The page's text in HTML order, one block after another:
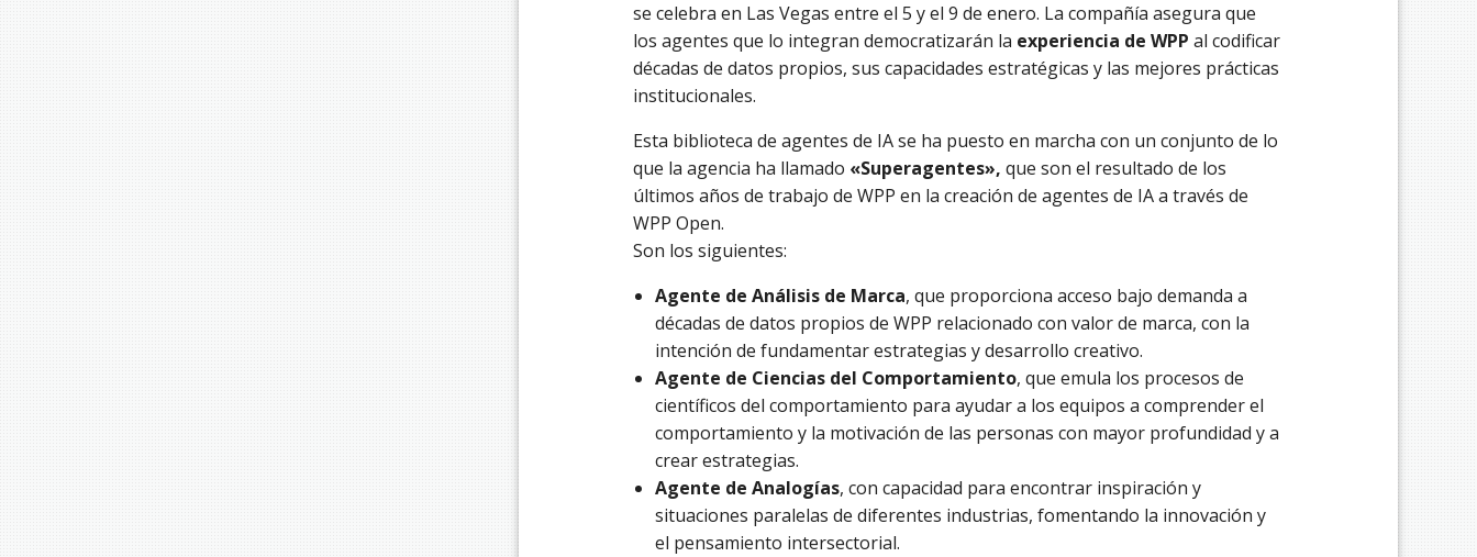
se celebra en Las Vegas entre el 5 y el 9 de enero. La compañía asegura que
los agentes que lo integran democratizarán la experiencia de WPP al codificar
décadas de datos propios, sus capacidades estratégicas y las mejores prácticas
institucionales.
Esta biblioteca de agentes de IA se ha puesto en marcha con un conjunto de lo
que la agencia ha llamado «Superagentes», que son el resultado de los
últimos años de trabajo de WPP en la creación de agentes de IA a través de
WPP Open.
Son los siguientes:
Agente de Análisis de Marca, que proporciona acceso bajo demanda a
décadas de datos propios de WPP relacionado con valor de marca, con la
intención de fundamentar estrategias y desarrollo creativo.
Agente de Ciencias del Comportamiento, que emula los procesos de
científicos del comportamiento para ayudar a los equipos a comprender el
comportamiento y la motivación de las personas con mayor profundidad y a
crear estrategias.
Agente de Analogías, con capacidad para encontrar inspiración y
situaciones paralelas de diferentes industrias, fomentando la innovación y
el pensamiento intersectorial.